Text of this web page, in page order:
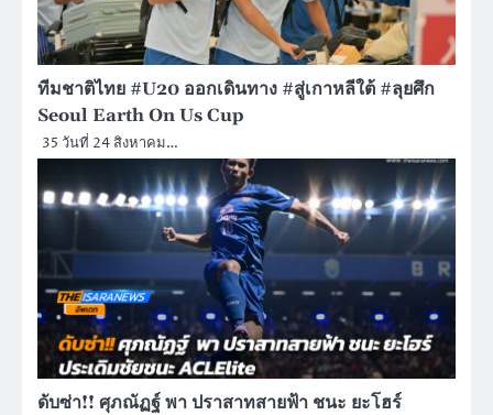
ทีมชาติไทย #U20 ออกเดินทาง #สู่เกาหลีใต้ #ลุยศึก
Seoul Earth On Us Cup
35 วันที่ 24 สิงหาคม…
ดับซ่า!! ศุภณัฏฐ์ พา ปราสาทสายฟ้า ชนะ ยะโฮร์